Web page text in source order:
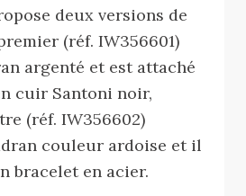
deux versions de
(réf. IW356601)
argenté et est attaché
cuir Santoni noir,
(réf. IW356602)
couleur ardoise et il
bracelet en acier.